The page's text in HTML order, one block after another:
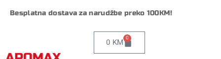
Besplatna dostava za narudžbe preko 100KM!
0 KM 0